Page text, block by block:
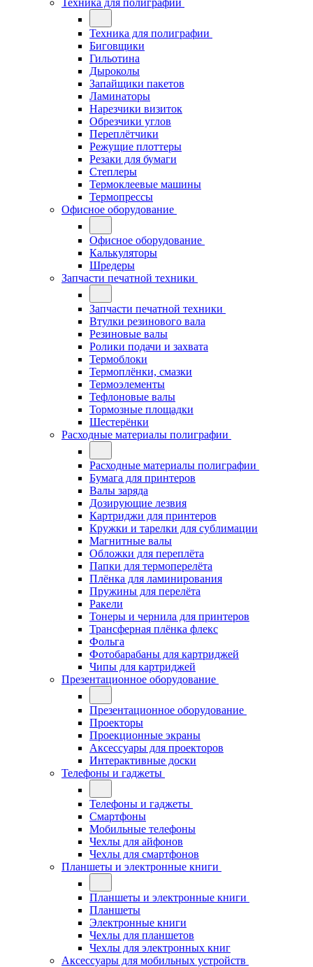
Техника для полиграфии
Техника для полиграфии
Биговщики
Гильотина
Дыроколы
Запайщики пакетов
Ламинаторы
Нарезчики визиток
Обрезчики углов
Переплётчики
Режущие плоттеры
Резаки для бумаги
Степлеры
Термоклеевые машины
Термопрессы
Офисное оборудование
Офисное оборудование
Калькуляторы
Шредеры
Запчасти печатной техники
Запчасти печатной техники
Втулки резинового вала
Резиновые валы
Ролики подачи и захвата
Термоблоки
Термоплёнки, смазки
Термоэлементы
Тефлоновые валы
Тормозные площадки
Шестерёнки
Расходные материалы полиграфии
Расходные материалы полиграфии
Бумага для принтеров
Валы заряда
Дозирующие лезвия
Картриджи для принтеров
Кружки и тарелки для сублимации
Магнитные валы
Обложки для переплёта
Папки для термоперелёта
Плёнка для ламинирования
Пружины для перелёта
Ракели
Тонеры и чернила для принтеров
Трансферная плёнка флекс
Фольга
Фотобарабаны для картриджей
Чипы для картриджей
Презентационное оборудование
Презентационное оборудование
Проекторы
Проекционные экраны
Аксессуары для проекторов
Интерактивные доски
Телефоны и гаджеты
Телефоны и гаджеты
Смартфоны
Мобильные телефоны
Чехлы для айфонов
Чехлы для смартфонов
Планшеты и электронные книги
Планшеты и электронные книги
Планшеты
Электронные книги
Чехлы для планшетов
Чехлы для электронных книг
Аксессуары для мобильных устройств